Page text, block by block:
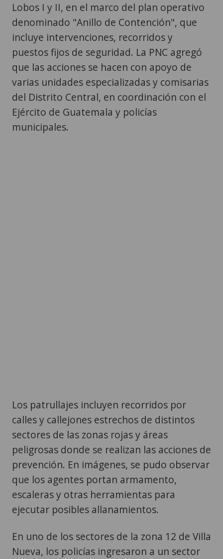
Lobos I y II, en el marco del plan operativo
denominado "Anillo de Contención", que
incluye intervenciones, recorridos y
puestos fijos de seguridad. La PNC agregó
que las acciones se hacen con apoyo de
varias unidades especializadas y comisarias
del Distrito Central, en coordinación con el
Ejército de Guatemala y policías
municipales.
Los patrullajes incluyen recorridos por
calles y callejones estrechos de distintos
sectores de las zonas rojas y áreas
peligrosas donde se realizan las acciones de
prevención. En imágenes, se pudo observar
que los agentes portan armamento,
escaleras y otras herramientas para
ejecutar posibles allanamientos.
En uno de los sectores de la zona 12 de Villa
Nueva, los policías ingresaron a un sector